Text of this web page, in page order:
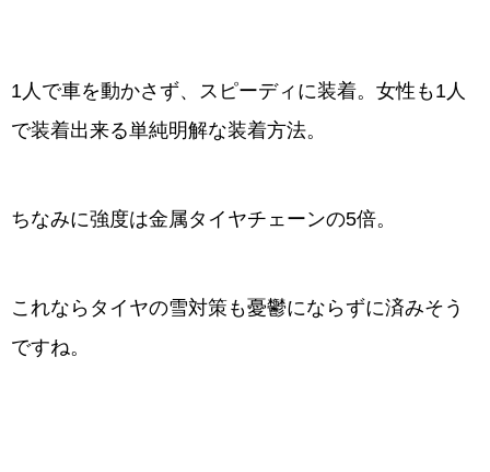
1人で車を動かさず、スピーディに装着。女性も1人
で装着出来る単純明解な装着方法。
ちなみに強度は金属タイヤチェーンの5倍。
これならタイヤの雪対策も憂鬱にならずに済みそう
ですね。